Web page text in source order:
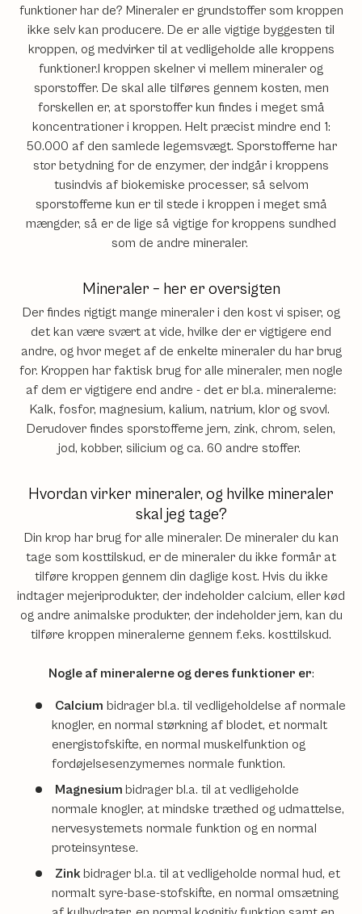
funktioner har de? Mineraler er grundstoffer som kroppen
ikke selv kan producere. De er alle vigtige byggesten til
kroppen, og medvirker til at vedligeholde alle kroppens
funktioner.I kroppen skelner vi mellem mineraler og
sporstoffer. De skal alle tilføres gennem kosten, men
forskellen er, at sporstoffer kun findes i meget små
koncentrationer i kroppen. Helt præcist mindre end 1:
50.000 af den samlede legemsvægt. Sporstofferne har
stor betydning for de enzymer, der indgår i kroppens
tusindvis af biokemiske processer, så selvom
sporstofferne kun er til stede i kroppen i meget små
mængder, så er de lige så vigtige for kroppens sundhed
som de andre mineraler.
Mineraler – her er oversigten
Der findes rigtigt mange mineraler i den kost vi spiser, og
det kan være svært at vide, hvilke der er vigtigere end
andre, og hvor meget af de enkelte mineraler du har brug
for. Kroppen har faktisk brug for alle mineraler, men nogle
af dem er vigtigere end andre - det er bl.a. mineralerne:
Kalk, fosfor, magnesium, kalium, natrium, klor og svovl.
Derudover findes sporstofferne jern, zink, chrom, selen,
jod, kobber, silicium og ca. 60 andre stoffer.
Hvordan virker mineraler, og hvilke mineraler
skal jeg tage?
Din krop har brug for alle mineraler. De mineraler du kan
tage som kosttilskud, er de mineraler du ikke formår at
tilføre kroppen gennem din daglige kost. Hvis du ikke
indtager mejeriprodukter, der indeholder calcium, eller kød
og andre animalske produkter, der indeholder jern, kan du
tilføre kroppen mineralerne gennem f.eks. kosttilskud.
Nogle af mineralerne og deres funktioner er:
Calcium bidrager bl.a. til vedligeholdelse af normale
knogler, en normal størkning af blodet, et normalt
energistofskifte, en normal muskelfunktion og
fordøjelsesenzymernes normale funktion.
Magnesium bidrager bl.a. til at vedligeholde
normale knogler, at mindske træthed og udmattelse,
nervesystemets normale funktion og en normal
proteinsyntese.
Zinkbidrager bl.a. til at vedligeholde normal hud, et
normalt syre-base-stofskifte, en normal omsætning